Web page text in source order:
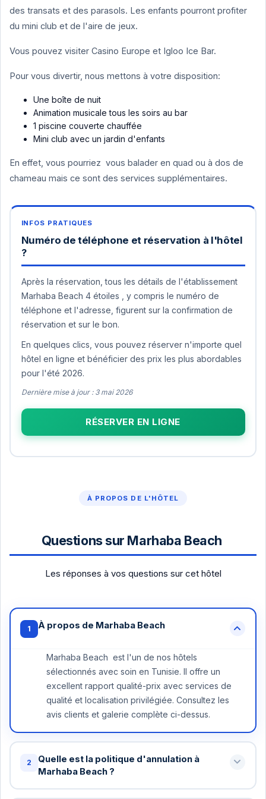
des transats et des parasols. Les enfants pourront profiter
du mini club et de l'aire de jeux.
Vous pouvez visiter Casino Europe et Igloo Ice Bar.
Pour vous divertir, nous mettons à votre disposition:
Une boîte de nuit
Animation musicale tous les soirs au bar
1 piscine couverte chauffée
Mini club avec un jardin d'enfants
En effet, vous pourriez vous balader en quad ou à dos de
chameau mais ce sont des services supplémentaires.
Numéro de téléphone et réservation à l'hôtel
?
Après la réservation, tous les détails de l'établissement
Marhaba Beach 4 étoiles , y compris le numéro de
téléphone et l'adresse, figurent sur la confirmation de
réservation et sur le bon.
En quelques clics, vous pouvez réserver n'importe quel
hôtel en ligne et bénéficier des prix les plus abordables
pour l'été 2026.
Dernière mise à jour : 3 mai 2026
RÉSERVER EN LIGNE
À PROPOS DE L'HÔTEL
Questions sur Marhaba Beach
Les réponses à vos questions sur cet hôtel
1 À propos de Marhaba Beach
Marhaba Beach est l'un de nos hôtels
sélectionnés avec soin en Tunisie. Il offre un
excellent rapport qualité-prix avec services de
qualité et localisation privilégiée. Consultez les
avis clients et galerie complète ci-dessus.
2
Quelle est la politique d'annulation à
Marhaba Beach ?